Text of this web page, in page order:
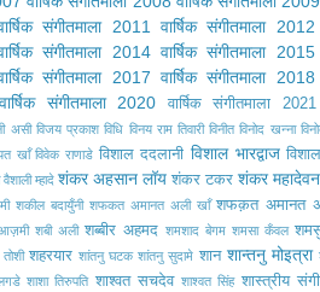
संगीतमाला 2011 वार्षिक संगीतमाला 2012
संगीतमाला 2014 वार्षिक संगीतमाला 2015
संगीतमाला 2017 वार्षिक संगीतमाला 2018
वार्षिक संगीतमाला 2020 वार्षिक संगीतमाला 2021
असी विजय प्रकाश विधि विनय राम तिवारी विनीत विनोद खन्ना
खाँ विवेक राणाडे विशाल ददलानी विशाल भारद्वाज
वैशाली म्हादे शंकर अहसान लॉय शंकर टकर शंकर महादेवन
शकील बदायुँनी शफकत अमानत अली खाँ शफक़त अमानत
शबी अली शब्बीर अहमद शमशाद बेगम शमसा कँवल
शहरयार शांतनु घटक शांतनु सुदामे शान शान्तनु मोइत्रा
शाशा तिरुपति शाश्वत सचदेव शाश्वत सिंह शास्त्रीय